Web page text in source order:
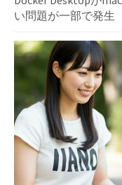
い問題が一部で発生